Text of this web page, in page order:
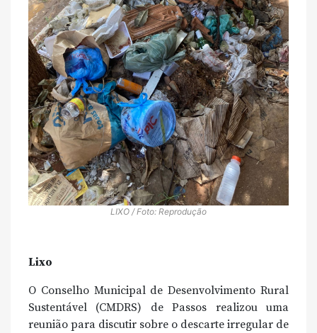
LIXO / Foto: Reprodução
Lixo
O Conselho Municipal de Desenvolvimento Rural
Sustentável (CMDRS) de Passos realizou uma
reunião para discutir sobre o descarte irregular de